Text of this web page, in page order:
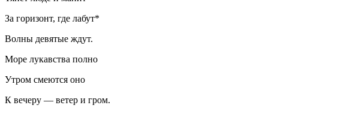
За горизонт, где лабут*
Волны девятые ждут.
Море лукавства полно
Утром смеются оно
К вечеру — ветер и гром.